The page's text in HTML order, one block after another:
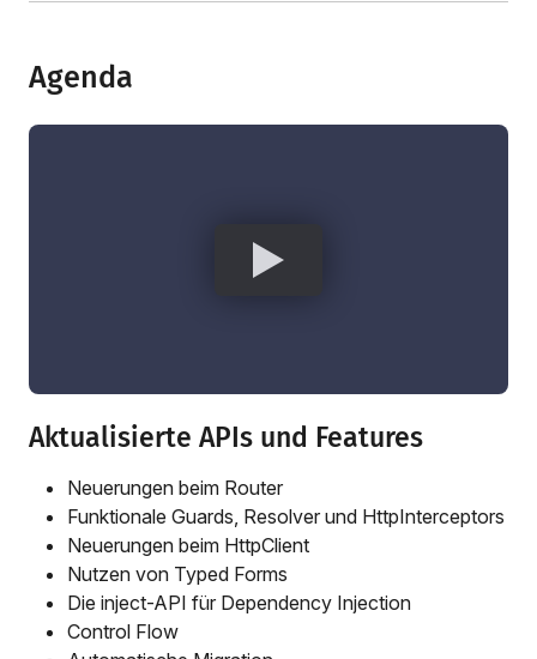
Agenda
Aktualisierte APIs und Features
Neuerungen beim Router
Funktionale Guards, Resolver und HttpInterceptors
Neuerungen beim HttpClient
Nutzen von Typed Forms
Die inject-API für Dependency Injection
Control Flow